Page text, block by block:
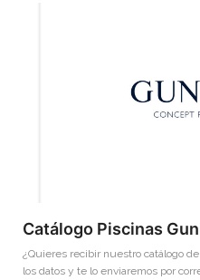
Catálogo Piscinas
¿Quieres recibir nuestro catálogo
los datos y te lo enviaremos por